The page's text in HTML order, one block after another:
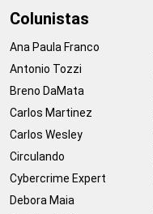
Colunistas
Ana Paula Franco
Antonio Tozzi
Breno DaMata
Carlos Martinez
Carlos Wesley
Circulando
Cybercrime Expert
Debora Maia